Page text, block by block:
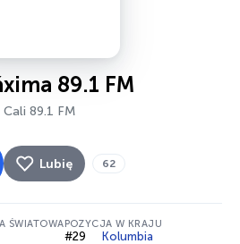
89.1 FM
Cali 89.1 FM
Lubię 62
ŚWIATOWAPOZYCJA W KRAJU
#29 Kolumbia